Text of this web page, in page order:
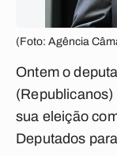
(Foto: Agência
Ontem o
sua eleição
Deputados